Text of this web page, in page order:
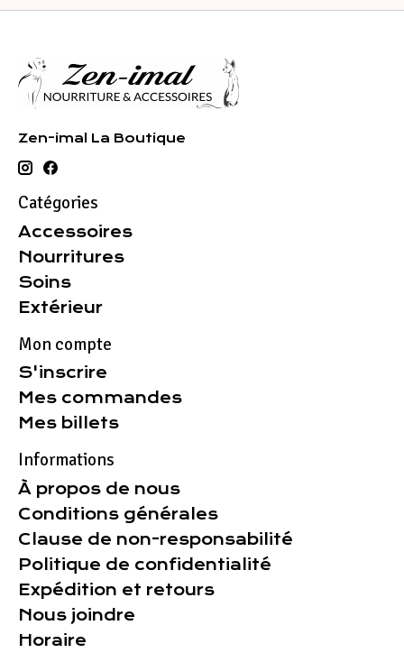
Zen-imal La Boutique
Catégories
Accessoires
Nourritures
Soins
Extérieur
Mon compte
S'inscrire
Mes commandes
Mes billets
Informations
À propos de nous
Conditions générales
Clause de non-responsabilité
Politique de confidentialité
Expédition et retours
Nous joindre
Horaire